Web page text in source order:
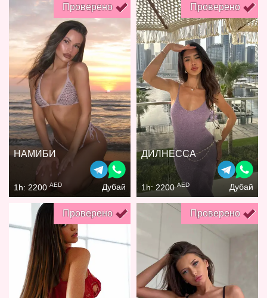
Проверено
НАМИБИ
1h: 2200 AED Дубай
Проверено
ДИЛНЕССА
1h: 2200AED Дубай
Проверено Проверено